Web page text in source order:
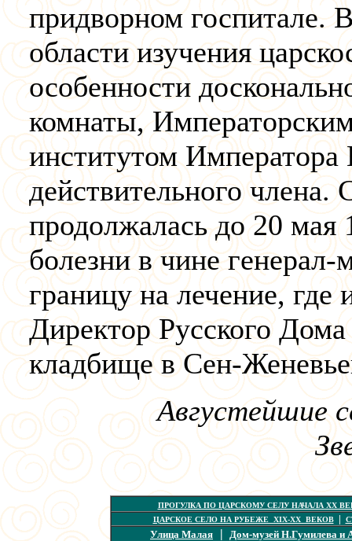
придворном госпитале.
области изучения
особенности
комнаты,
институтом Императора
действительного члена.
продолжалась до 20 мая
болезни в чине
границу на лечение, где
Директор Русского
кладбище в Сен-
Августейшие
ПРОГУЛКА ПО ЦАРСКОМУ СЕЛУ НАЧАЛА XX
ЦАРСКОЕ СЕЛО НА РУБЕЖЕ XIX-XX ВЕКОВ
|
Улица Малая | Дом-музей Н.Гумилева и